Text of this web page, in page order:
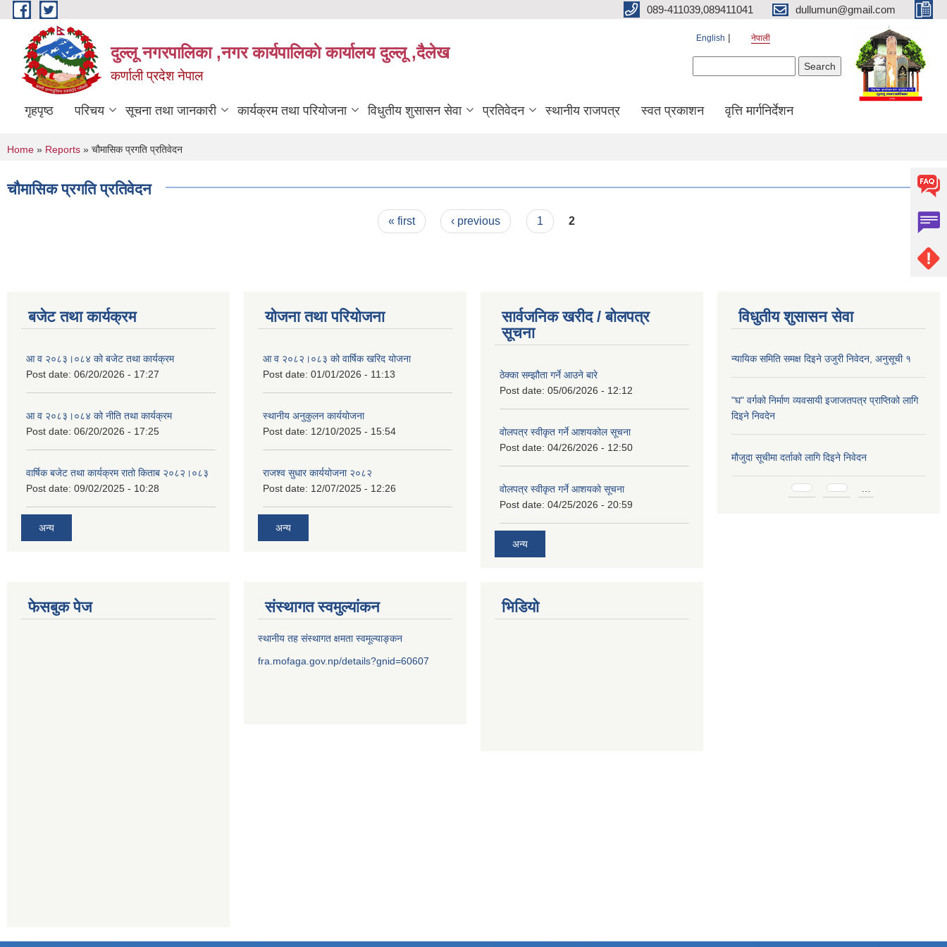
Skip to main content 089-411039,089411041 dullumun@gmail.com
दुल्लू नगरपालिका ,नगर कार्यपालिकाे कार्यालय दुल्लू ,दैलेख
कर्णाली प्रदेश नेपाल
English नेपाली
गृहपृष्ठ परिचय सूचना तथा जानकारी कार्यक्रम तथा परियोजना विधुतीय शुसासन सेवा प्रतिवेदन स्थानीय राजपत्र स्वत प्रकाशन वृत्ति मार्गनिर्देशन
You are here
Home » Reports » चौमासिक प्रगति प्रतिवेदन
चौमासिक प्रगति प्रतिवेदन
« first ‹ previous 1 2
बजेट तथा कार्यक्रम
आ व २०८३।०८४ को बजेट तथा कार्यक्रम
Post date: 06/20/2026 - 17:27
आ व २०८३।०८४ को नीति तथा कार्यक्रम
Post date: 06/20/2026 - 17:25
वार्षिक बजेट तथा कार्यक्रम रातो किताब २०८२।०८३
Post date: 09/02/2025 - 10:28
अन्य
योजना तथा परियोजना
आ व २०८२।०८३ को वार्षिक खरिद योजना
Post date: 01/01/2026 - 11:13
स्थानीय अनुकुलन कार्ययोजना
Post date: 12/10/2025 - 15:54
राजश्व सुधार कार्ययोजना २०८२
Post date: 12/07/2025 - 12:26
अन्य
सार्वजनिक खरीद / बोलपत्र
सूचना
ठेक्का सम्झौता गर्ने आउने बारे
Post date: 05/06/2026 - 12:12
वोलपत्र स्वीकृत गर्ने आशयकोल सूचना
Post date: 04/26/2026 - 12:50
वोलपत्र स्वीकृत गर्ने आशयको सूचना
Post date: 04/25/2026 - 20:59
अन्य
विधुतीय शुसासन सेवा
न्यायिक समिति समक्ष दिइने उजुरी निवेदन, अनुसूची १
"घ" वर्गको निर्माण व्यवसायी इजाजतपत्र प्राप्तिको लागि
दिइने निवदेन
मौजुदा सूचीमा दर्ताको लागि दिइने निवेदन
फेसबुक पेज संस्थागत स्वमुल्यांकन
स्थानीय तह संस्थागत क्षमता स्वमूल्याङ्कन
fra.mofaga.gov.np/details?gnid=60607
भिडियो